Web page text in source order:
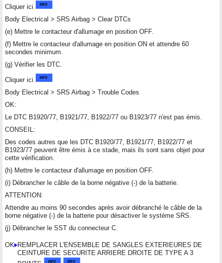
Cliquer ici
Body Electrical > SRS Airbag > Clear DTCs
(e) Mettre le contacteur d'allumage en position OFF.
(f) Mettre le contacteur d'allumage en position ON et attendre 60
secondes minimum.
(g) Vérifier les DTC.
Cliquer ici
Body Electrical > SRS Airbag > Trouble Codes
OK:
Le DTC B1920/77, B1921/77, B1922/77 ou B1923/77 n'est pas émis.
CONSEIL:
Des codes autres que les DTC B1920/77, B1921/77, B1922/77 et
B1923/77 peuvent être émis à ce stade, mais ils sont sans objet pour
cette vérification.
(h) Mettre le contacteur d'allumage en position OFF.
(i) Débrancher le câble de la borne négative (-) de la batterie.
ATTENTION:
Attendre au moins 90 secondes après avoir débranché le câble de la
borne négative (-) de la batterie pour désactiver le système SRS.
(j) Débrancher le SST du connecteur C.
OK REMPLACER L'ENSEMBLE DE SANGLES EXTERIEURES DE
CEINTURE DE SECURITE ARRIERE DROITE DE TYPE A 3